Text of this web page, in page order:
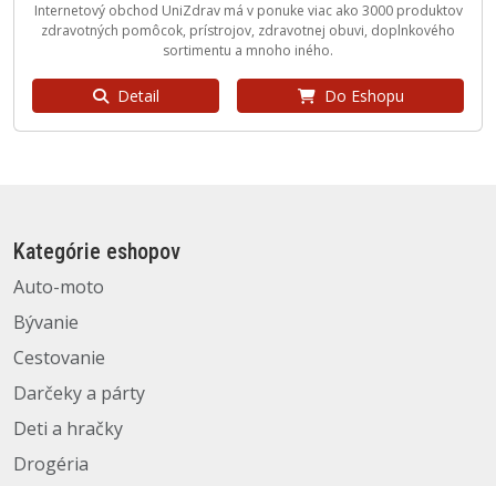
Internetový obchod UniZdrav má v ponuke viac ako 3000 produktov
zdravotných pomôcok, prístrojov, zdravotnej obuvi, doplnkového
sortimentu a mnoho iného.
Detail Do Eshopu
Kategórie eshopov
Auto-moto
Bývanie
Cestovanie
Darčeky a párty
Deti a hračky
Drogéria